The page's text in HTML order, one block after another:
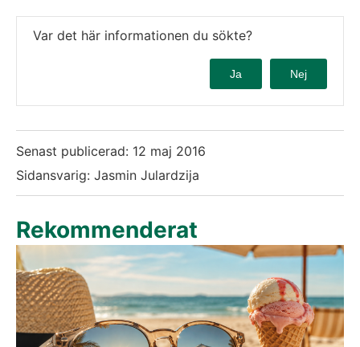
Var det här informationen du sökte?
Ja Nej
Senast publicerad: 12 maj 2016
Sidansvarig: Jasmin Julardzija
Rekommenderat